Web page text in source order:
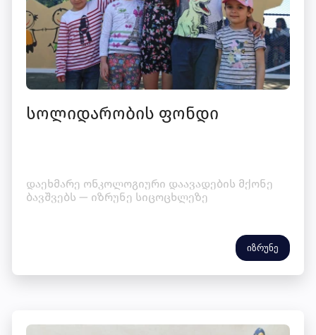
სოლიდარობის ფონდი
დაეხმარე ონკოლოგიური დაავადების მქონე
ბავშვებს — იზრუნე სიცოცხლეზე
იზრუნე